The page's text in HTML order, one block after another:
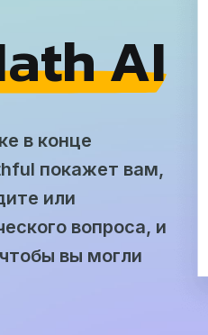
AI
в конце
покажет вам,
или
вопроса, и
вы могли